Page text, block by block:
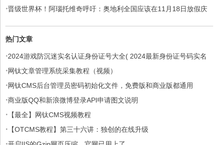
·晋级世界杯！阿瑙托维奇呼吁：奥地利全国应该在11月18日放假庆
热门文章
·2024游戏防沉迷实名认证身份证号大全( 2024最新身份证号码实名
认证免费用)
·网钛文章管理系统采集教程（视频）
·网钛CMS后台管理员密码初始化文件，免费版和商业版都通用
·商业版QQ和新浪微博登录API申请图文说明
· 【最全】网钛CMS视频教程
· 【OTCMS教程】第三十六讲：独创的在线升级